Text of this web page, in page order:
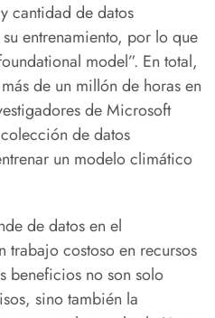
cantidad de datos
entrenamiento, por lo que
model”. En total,
de un millón de horas en
de Microsoft
de datos
un modelo climático
de datos en el
trabajo costoso en recursos
beneficios no son solo
sino también la